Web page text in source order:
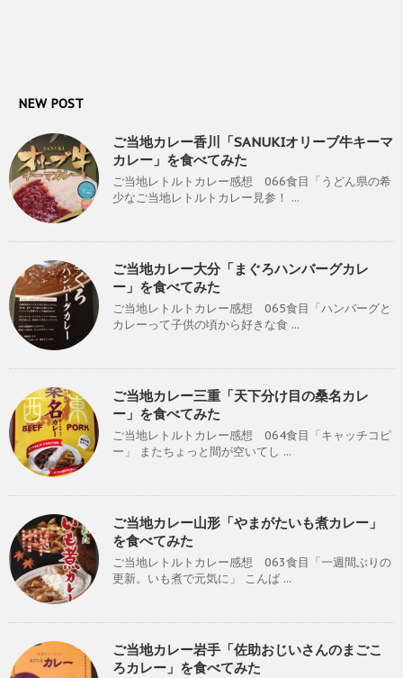
NEW POST
ご当地カレー香川「SANUKIオリーブ牛キーマ
カレー」を食べてみた
ご当地レトルトカレー感想 066食目「うどん県の希
少なご当地レトルトカレー見参！ ...
ご当地カレー大分「まぐろハンバーグカレ
ー」を食べてみた
ご当地レトルトカレー感想 065食目「ハンバーグと
カレーって子供の頃から好きな食 ...
ご当地カレー三重「天下分け目の桑名カレ
ー」を食べてみた
ご当地レトルトカレー感想 064食目「キャッチコピ
ー」 またちょっと間が空いてし ...
ご当地カレー山形「やまがたいも煮カレー」
を食べてみた
ご当地レトルトカレー感想 063食目「一週間ぶりの
更新。いも煮で元気に」 こんば ...
ご当地カレー岩手「佐助おじいさんのまごこ
ろカレー」を食べてみた